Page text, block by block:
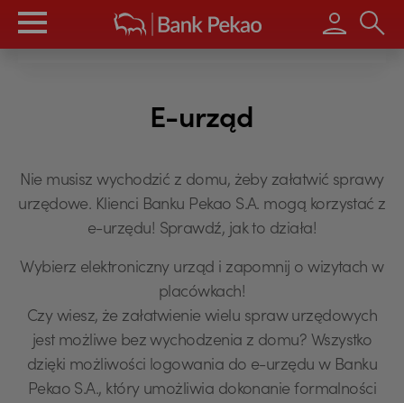
Wpisz
E-urząd
Nie musisz wychodzić z domu, żeby załatwić sprawy
urzędowe. Klienci Banku Pekao S.A. mogą korzystać z
e-urzędu! Sprawdź, jak to działa!
Wybierz elektroniczny urząd i zapomnij o wizytach w
placówkach!
Czy wiesz, że załatwienie wielu spraw urzędowych
jest możliwe bez wychodzenia z domu? Wszystko
dzięki możliwości logowania do e-urzędu w Banku
Pekao S.A., który umożliwia dokonanie formalności